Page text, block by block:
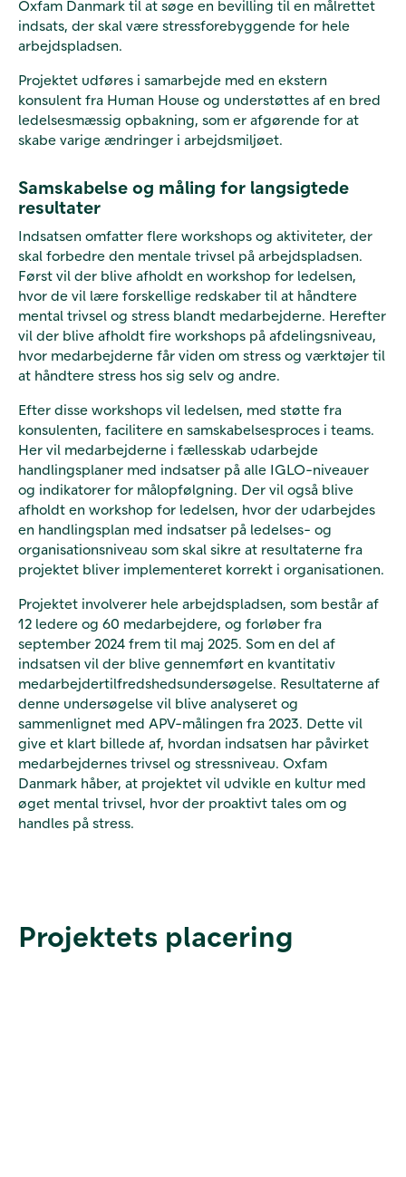
Oxfam Danmark til at søge en bevilling til en målrettet
indsats, der skal være stressforebyggende for hele
arbejdspladsen.
Projektet udføres i samarbejde med en ekstern
konsulent fra Human House og understøttes af en bred
ledelsesmæssig opbakning, som er afgørende for at
skabe varige ændringer i arbejdsmiljøet.
Samskabelse og måling for langsigtede
resultater
Indsatsen omfatter flere workshops og aktiviteter, der
skal forbedre den mentale trivsel på arbejdspladsen.
Først vil der blive afholdt en workshop for ledelsen,
hvor de vil lære forskellige redskaber til at håndtere
mental trivsel og stress blandt medarbejderne. Herefter
vil der blive afholdt fire workshops på afdelingsniveau,
hvor medarbejderne får viden om stress og værktøjer til
at håndtere stress hos sig selv og andre.
Efter disse workshops vil ledelsen, med støtte fra
konsulenten, facilitere en samskabelsesproces i teams.
Her vil medarbejderne i fællesskab udarbejde
handlingsplaner med indsatser på alle IGLO-niveauer
og indikatorer for målopfølgning. Der vil også blive
afholdt en workshop for ledelsen, hvor der udarbejdes
en handlingsplan med indsatser på ledelses- og
organisationsniveau som skal sikre at resultaterne fra
projektet bliver implementeret korrekt i organisationen.
Projektet involverer hele arbejdspladsen, som består af
12 ledere og 60 medarbejdere, og forløber fra
september 2024 frem til maj 2025. Som en del af
indsatsen vil der blive gennemført en kvantitativ
medarbejdertilfredshedsundersøgelse. Resultaterne af
denne undersøgelse vil blive analyseret og
sammenlignet med APV-målingen fra 2023. Dette vil
give et klart billede af, hvordan indsatsen har påvirket
medarbejdernes trivsel og stressniveau. Oxfam
Danmark håber, at projektet vil udvikle en kultur med
øget mental trivsel, hvor der proaktivt tales om og
handles på stress.
Projektets placering